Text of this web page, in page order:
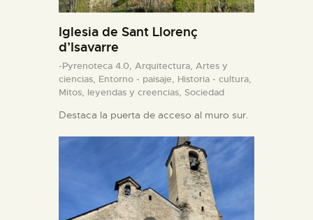
Iglesia de Sant Llorenç
d’Isavarre
-Pyrenoteca 4.0, Arquitectura, Artes y
ciencias, Entorno - paisaje, Historia - cultura,
Mitos, leyendas y creencias, Sociedad
Destaca la puerta de acceso al muro sur.